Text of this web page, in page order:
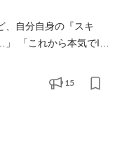
、自分自身の『スキ
「これから本気でIT
ンジニアとして一から
15